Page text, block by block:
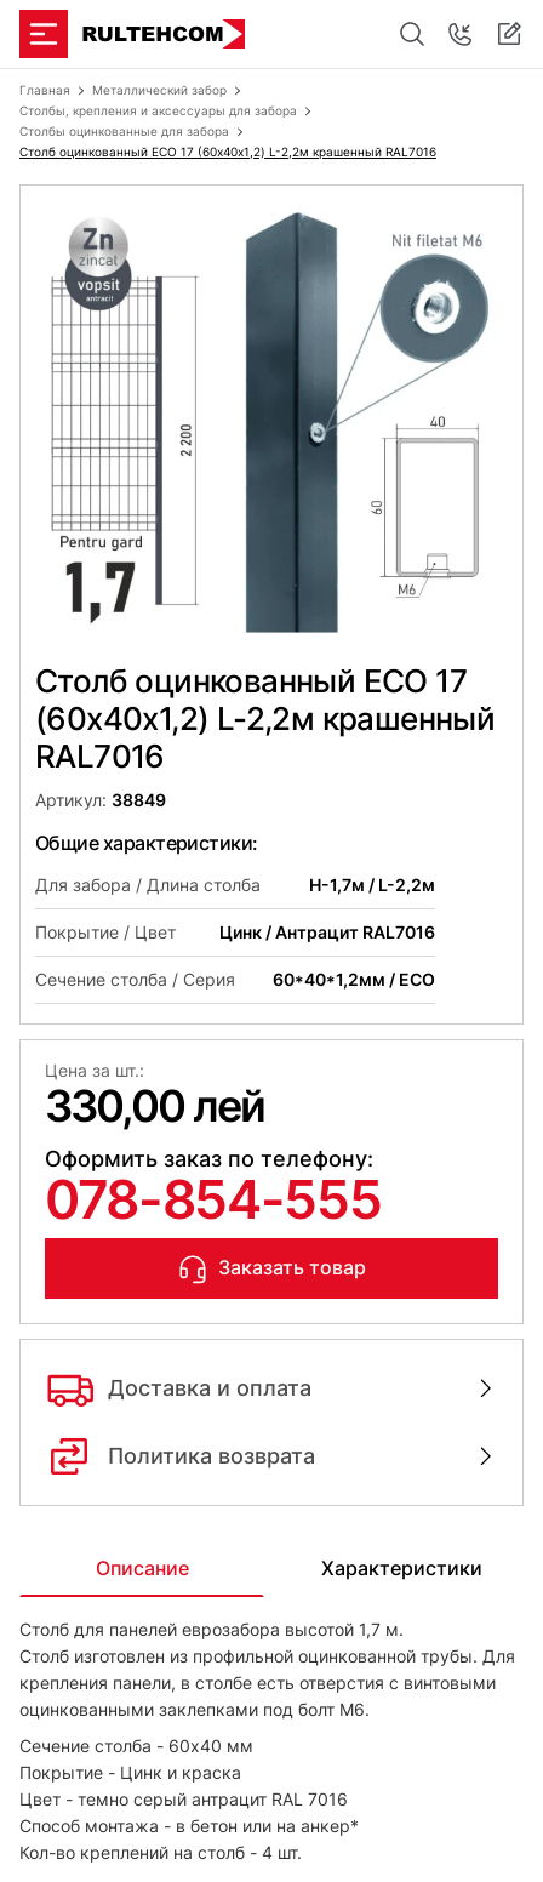
Главная
Металлический забор
Столбы, крепления и аксессуары для забора
Столбы оцинкованные для забора
Столб оцинкованный ЕСО 17 (60х40x1,2) L-2,2м крашенный RAL7016
Столб оцинкованный ЕСО 17
(60х40x1,2) L-2,2м крашенный
RAL7016
Артикул: 38849
Общие характеристики:
Для забора / Длина столба H-1,7м / L-2,2м
Покрытие / Цвет Цинк / Антрацит RAL7016
Сечение столба / Серия 60*40*1,2мм / ECO
Цена за шт.:
330,00 лей
Оформить заказ по телефону:
078-854-555
Заказать товар
Доставка и оплата
Политика возврата
Описание Характеристики
Столб для панелей еврозабора высотой 1,7 м.
Столб изготовлен из профильной оцинкованной трубы. Для
крепления панели, в столбе есть отверстия с винтовыми
оцинкованными заклепками под болт М6.
Сечение столба - 60х40 мм
Покрытие - Цинк и краска
Цвет - темно серый антрацит RAL 7016
Способ монтажа - в бетон или на анкер*
Кол-во креплений на столб - 4 шт.